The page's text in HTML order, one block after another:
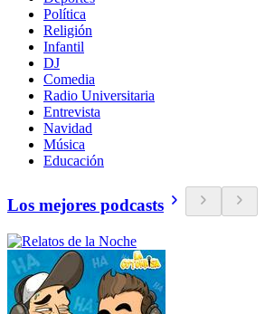
Política
Religión
Infantil
DJ
Comedia
Radio Universitaria
Entrevista
Navidad
Música
Educación
Los mejores podcasts